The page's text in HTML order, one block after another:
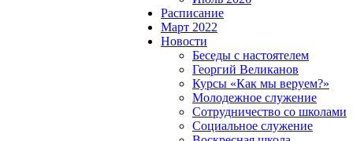
Расписание
Март 2022
Новости
Беседы с настоятелем
Георгий Великанов
Курсы «Как мы веруем?»
Молодежное служение
Сотрудничество со школами
Социальное служение